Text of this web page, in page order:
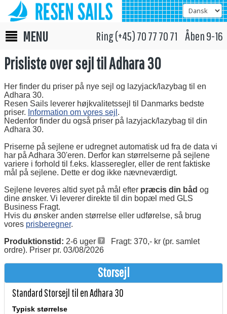
MENU Ring (+45) 70 77 70 71 Åben 9-16
Prisliste over sejl til Adhara 30
Her finder du priser på nye sejl og lazyjack/lazybag til en
Adhara 30.
Resen Sails leverer højkvalitetssejl til Danmarks bedste
priser. Information om vores sejl .
Nedenfor finder du også priser på lazyjack/lazybag til din
Adhara 30.
Priserne på sejlene er udregnet automatisk ud fra de data vi
har på Adhara 30'eren. Derfor kan størrelserne på sejlene
variere i forhold til f.eks. klasseregler, eller de rent faktiske
mål på sejlene. Dette er dog ikke nævneværdigt.
Sejlene leveres altid syet på mål efter præcis din båd og
dine ønsker. Vi leverer direkte til din bopæl med GLS
Business Fragt.
Hvis du ønsker anden størrelse eller udførelse, så brug
vores prisberegner.
Produktionstid: 2-6 uger
Fragt: 370,- kr (pr. samlet
ordre). Priser pr. 03/08/2026
Storsejl
Standard Storsejl til en Adhara 30
Typisk størrelse